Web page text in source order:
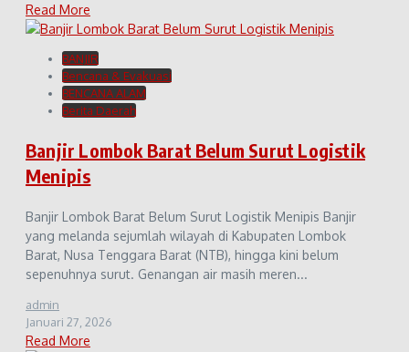
Read More
BANJIR
Bencana & Evakuasi
BENCANA ALAM
Berita Daerah
Banjir Lombok Barat Belum Surut Logistik
Menipis
Banjir Lombok Barat Belum Surut Logistik Menipis Banjir
yang melanda sejumlah wilayah di Kabupaten Lombok
Barat, Nusa Tenggara Barat (NTB), hingga kini belum
sepenuhnya surut. Genangan air masih meren...
admin
Januari 27, 2026
Read More